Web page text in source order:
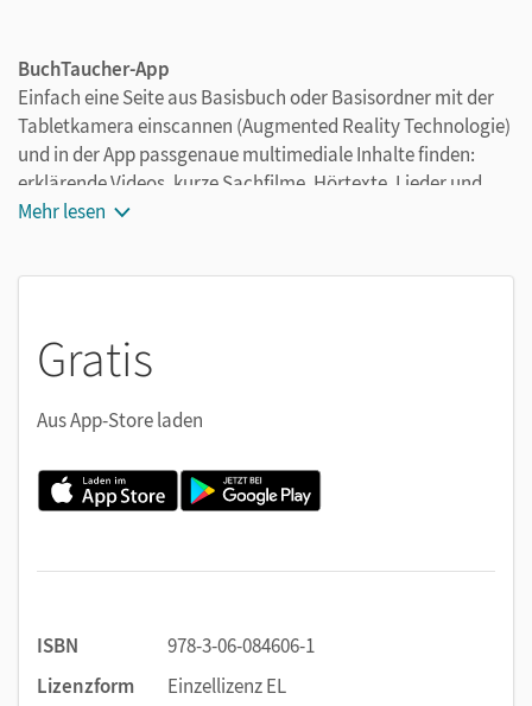
BuchTaucher-App
Einfach eine Seite aus Basisbuch oder Basisordner mit der
Tabletkamera einscannen (Augmented Reality Technologie)
und in der App passgenaue multimediale Inhalte finden:
erklärende Videos, kurze Sachfilme, Hörtexte, Lieder und
vieles mehr. Die BuchTaucher-App bietet tolle Möglichkeiten
Mehr lesen
Gratis
Aus App-Store laden
ISBN
978-3-06-084606-1
Lizenzform
Einzellizenz EL